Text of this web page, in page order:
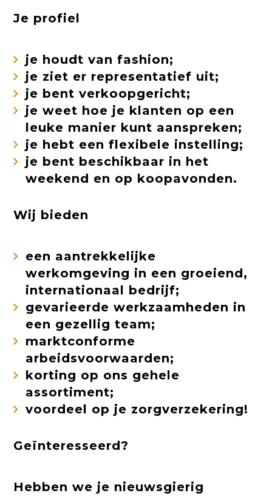
Je profiel
je houdt van fashion;
je ziet er representatief uit;
je bent verkoopgericht;
je weet hoe je klanten op een
leuke manier kunt aanspreken;
je hebt een flexibele instelling;
je bent beschikbaar in het
weekend en op koopavonden.
Wij bieden
een aantrekkelijke
werkomgeving in een groeiend,
internationaal bedrijf;
gevarieerde werkzaamheden in
een gezellig team;
marktconforme
arbeidsvoorwaarden;
korting op ons gehele
assortiment;
voordeel op je zorgverzekering!
Geïnteresseerd?
Hebben we je nieuwsgierig